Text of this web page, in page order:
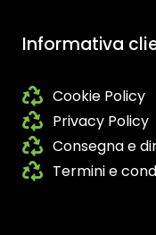
Informativa
Cookie Policy
Privacy Policy
Consegna e
Termini e